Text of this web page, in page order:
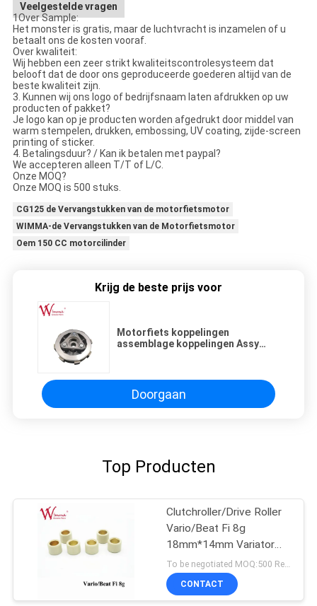
Veelgestelde vragen
1Over Sample:
Het monster is gratis, maar de luchtvracht is inzamelen of u
betaalt ons de kosten vooraf.
Over kwaliteit:
Wij hebben een zeer strikt kwaliteitscontrolesysteem dat
belooft dat de door ons geproduceerde goederen altijd van de
beste kwaliteit zijn.
3. Kunnen wij ons logo of bedrijfsnaam laten afdrukken op uw
producten of pakket?
Je logo kan op je producten worden afgedrukt door middel van
warm stempelen, drukken, embossing, UV coating, zijde-screen
printing of sticker.
4. Betalingsduur? / Kan ik betalen met paypal?
We accepteren alleen T/T of L/C.
Onze MOQ?
Onze MOQ is 500 stuks.
CG125 de Vervangstukken van de motorfietsmotor
WIMMA-de Vervangstukken van de Motorfietsmotor
Oem 150 CC motorcilinder
Krijg de beste prijs voor
Motorfiets koppelingen
assemblage koppelingen Assy
Doorgaan
Top Producten
Clutchroller/Drive Roller
Vario/Beat Fi 8g
18mm*14mm Variator
Rubber & Alloy
To be negotiated MOQ:500 Reeksen
CONTACT